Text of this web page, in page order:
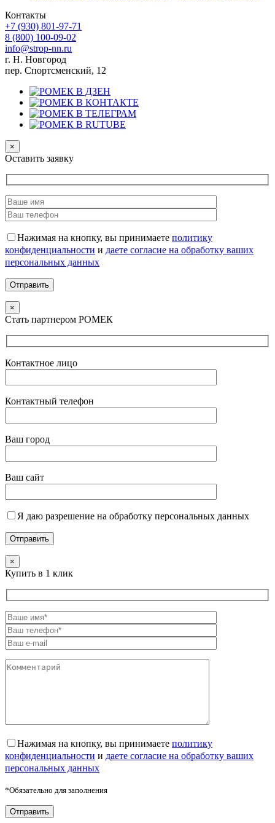
Контакты
+7 (930) 801-97-71
8 (800) 100-09-02
info@strop-nn.ru
г. Н. Новгород
пер. Спортсменский, 12
×
Оставить заявку
Нажимая на кнопку, вы принимаете политику
конфиденциальности и даете согласие на обработку ваших
персональных данных
×
Стать партнером РОМЕК
Контактное лицо
Контактный телефон
Ваш город
Ваш сайт
Я даю разрешение на обработку персональных данных
×
Купить в 1 клик
Нажимая на кнопку, вы принимаете политику
конфиденциальности и даете согласие на обработку ваших
персональных данных
*Обязательно для заполнения